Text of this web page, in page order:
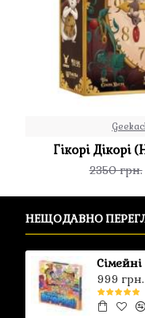
Гікорі Дікорі
2350 грн.
НЕЩОДАВНО
999 грн.